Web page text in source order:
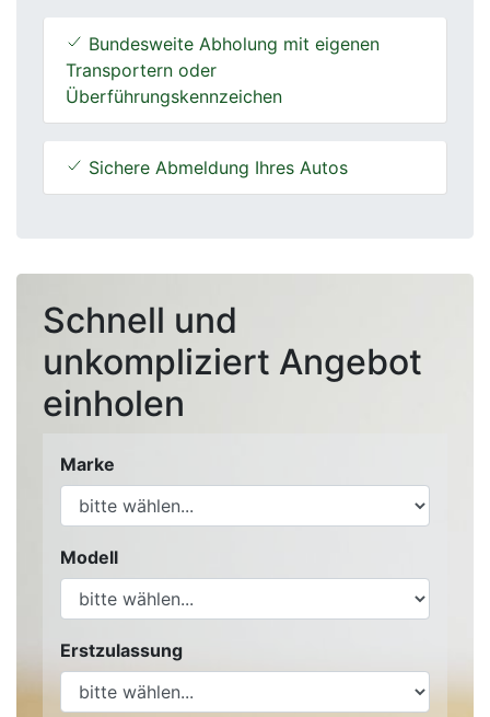
Bundesweite Abholung mit eigenen
Transportern oder
Überführungskennzeichen
Sichere Abmeldung Ihres Autos
Schnell und
unkompliziert Angebot
einholen
Marke
Modell
Erstzulassung